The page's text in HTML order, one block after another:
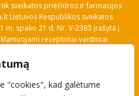
"cookies", kad galėtume
sveikatos priežiūros ir farmacijos
Lietuvos Respublikos sveikatos
m. spalio 21 d. Nr. V-2383 įrašyta į
receptiniai vaistiniai
nuorodos: Vaistų ir medicinos
VVKT tinklalapis, Sveikatos
pranešimo apie įtariamą